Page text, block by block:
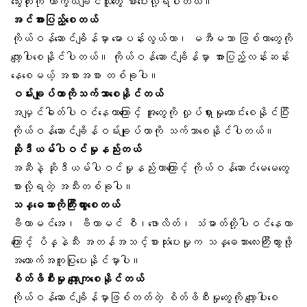
အင်အားပြည့်စေတယ်
ကိုယ်ဝန်ဆောင်ချိန်မှာ မောပန်းလွယ်တာ၊ မအီမသာ ဖြစ်တာတွေကို
လျော့ပါးစေနိုင်ပါတယ်။ ကိုယ်ဝန်ဆောင်ချိန်မှာ အားပြည့်လန်းဆန်း
နေစေမယ့် အစားအစာ တစ်ခုပါ။
ဝမ်းချုပ်တာကိုသက်သာစေနိုင်တယ်
အမျှင်ဓါတ်ပါဝင်နေတာကြောင့် အူတွေကို လှုပ်ရှားမှုကောင်းစေနိုင်ပြီး
ကိုယ်ဝန်ဆောင်ချိန်ဝမ်းချုပ်တာကို သက်သာစေနိုင်ပါတယ်။
ဆိုဒီယမ်ပါဝင်မှုနည်းတယ်
အဆီနဲ့ ဆိုဒီယမ်ပါဝင်မှုနည်းတာကြောင့် ကိုယ်ဝန်ဆောင်မေမေတွေ
စားလို့ရတဲ့ အသီးတစ်ခုပါ။
သန္ဓေသားကိုကြီးထွားစေတယ်
ဗီတာမင်အေ၊ ဗီတာမင် စီ၊ဖောလိတ်၊ သံဓာတ်တို့ပါဝင်နေတာ
ကြောင့် ပိန္နဲသီး အတန်အသင့်စားသုံးပေးမှုက သန္ဓေသားလေးကြီးထွားဖို့
အထောက်အကူပြုပေးနိုင်မှာပါ။
စိတ်ဖိစီးမှုလျော့ကျစေနိုင်တယ်
ကိုယ်ဝန်ဆောင်ချိန်မှာဖြစ်တတ်တဲ့ စိတ်ဖိစီးမှုတွေကို လျော့ပါးစေ